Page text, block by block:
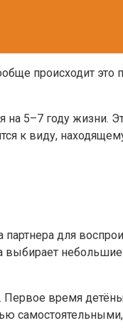
происходит
5–7 году жизни.
к виду,
для
время